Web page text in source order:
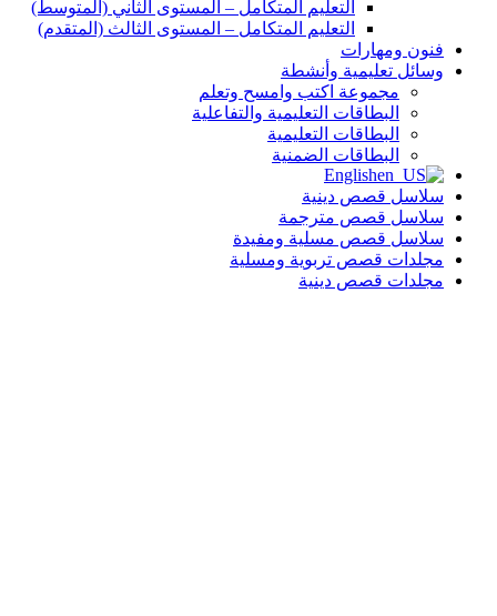
التعليم المتكامل – المستوى الثاني (المتوسط)
التعليم المتكامل – المستوى الثالث (المتقدم)
فنون ومهارات
وسائل تعليمية وأنشطة
مجموعة اكتب وامسح وتعلم
البطاقات التعليمية والتفاعلية
البطاقات التعليمية
البطاقات الضمنية
English
سلاسل قصص دينية
سلاسل قصص مترجمة
سلاسل قصص مسلية ومفيدة
مجلدات قصص تربوية ومسلية
مجلدات قصص دينية